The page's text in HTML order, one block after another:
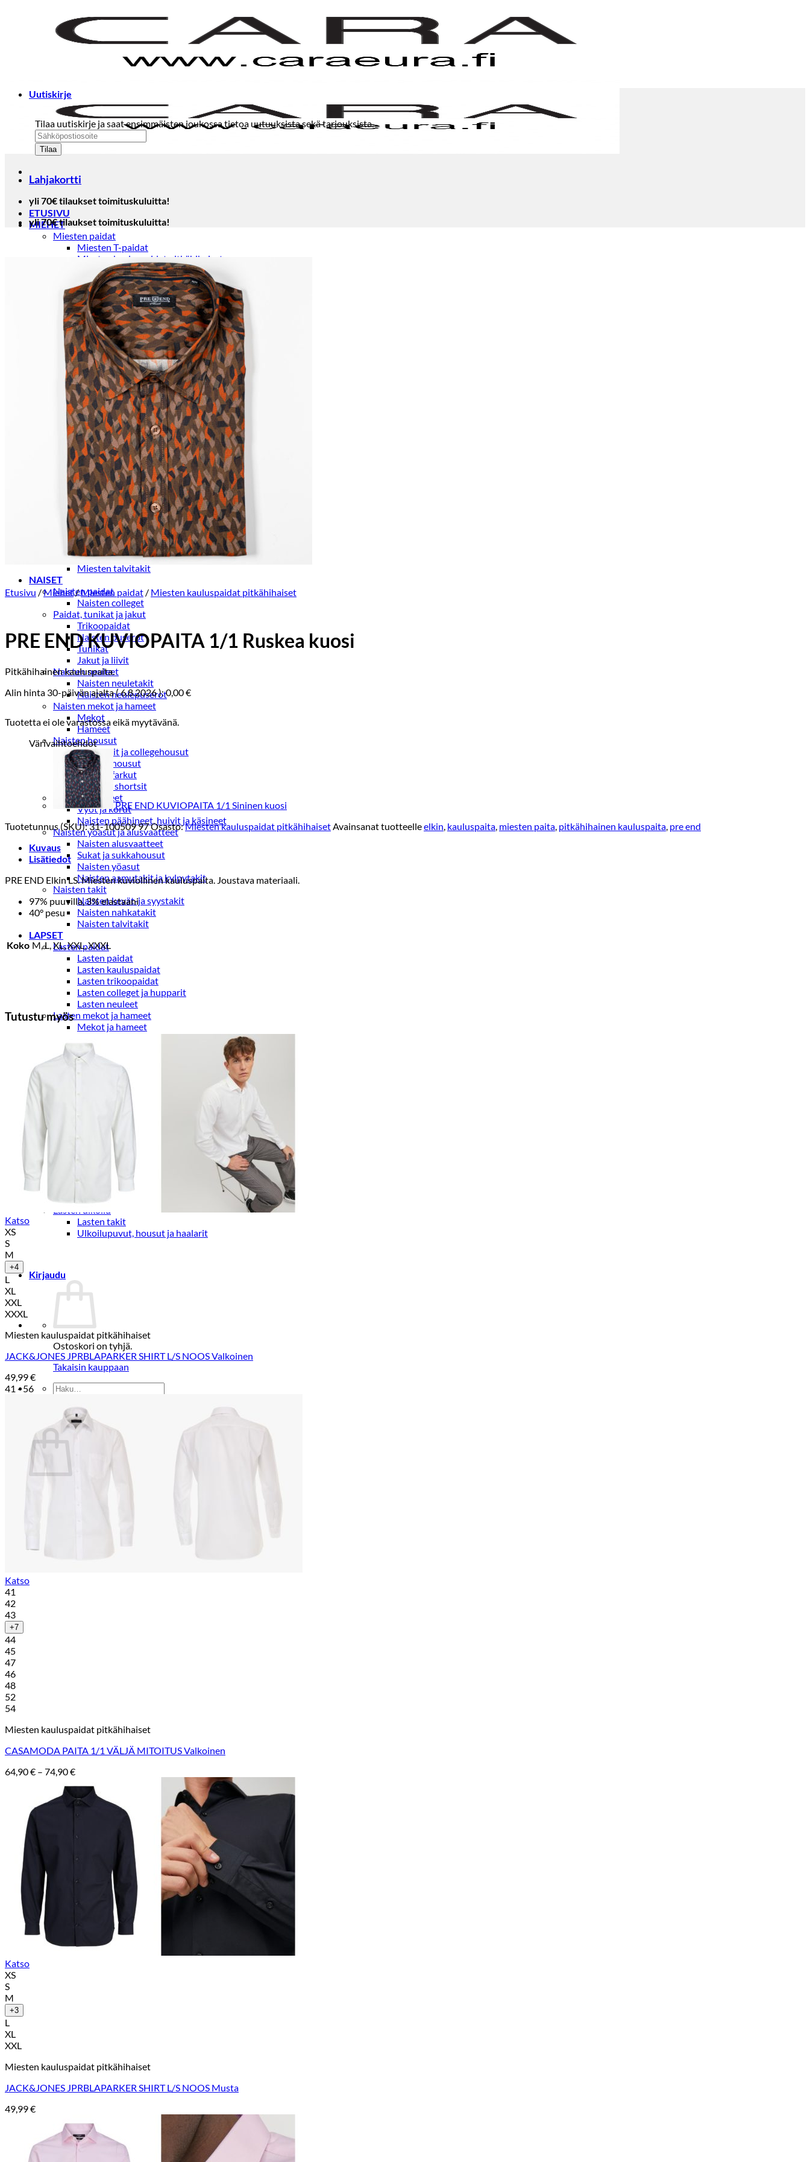
ETUSIVU
MIEHET
Miesten paidat
Miesten T-paidat
Miesten kauluspaidat pitkähihaiset
Miesten kauluspaidat lyhythihaiset
Miesten colleget ja hupparit
Miesten neuleet
Miesten neulepuserot
Miesten neuletakit
Puvut ja blazerit
Puvut
Puvuntakit ja blazerit
Miesten housut
Miesten housut
Miesten farkut
Miesten collegehousut
Miesten shortsit
Miesten asusteet
Vyöt ja olkaimet
Solmiot, rusetit ja taskuliinat
Miesten päähineet, huivit ja käsineet
Miesten yöasut ja alusvaatteet
Miesten alusvaatteet
Miesten sukat
Miesten yöasut
Miesten aamutakit ja kylpytakit
Miesten takit
Miesten nahkatakit
Miesten kevät-ja syystakit
Miesten villakangastakit
Miesten talvitakit
NAISET
Naisten paidat
Naisten colleget
Paidat, tunikat ja jakut
Trikoopaidat
Naisten puserot
Tunikat
Jakut ja liivit
Naisten neuleet
Naisten neuletakit
Naisten neulepuserot
Naisten mekot ja hameet
Mekot
Hameet
Naisten housut
Leggingsit ja collegehousut
Naisten housut
Naisten farkut
Caprit ja shortsit
Naisten asusteet
Vyöt ja korut
Naisten päähineet, huivit ja käsineet
Naisten yöasut ja alusvaatteet
Naisten alusvaatteet
Sukat ja sukkahousut
Naisten yöasut
Naisten aamutakit ja kylpytakit
Naisten takit
Naisten kevät-ja syystakit
Naisten nahkatakit
Naisten talvitakit
LAPSET
Lasten paidat
Lasten paidat
Lasten kauluspaidat
Lasten trikoopaidat
Lasten colleget ja hupparit
Lasten neuleet
Lasten mekot ja hameet
Mekot ja hameet
Lasten puvut,bleiserit,liivit
Liivit
Lasten housut
Lasten housut
Lasten trikoo-ja collegehousut
Lasten farkut
Lasten shortsit
Lasten juhlahousut
Yöasut ja kylpytakit
Lasten yöpaidat
Lasten pyjamat
Kylpytakit
Lasten asusteet
Sukat, sukkahousut, ym
Lasten ulkoilu
Lasten takit
Ulkoilupuvut, housut ja haalarit
Kirjaudu
Ostoskori on tyhjä.
Takaisin kauppaan
Etsi:
Ostoskori
Uutiskirje
Tilaa uutiskirje ja saat ensimmäisten joukossa tietoa uutuuksista sekä tarjouksista.
Lahjakortti
yli 70€ tilaukset toimituskuluitta!
yli 70€ tilaukset toimituskuluitta!
Etusivu /Miehet/Miesten paidat / Miesten kauluspaidat pitkähihaiset
PRE END KUVIOPAITA 1/1 Ruskea kuosi
Pitkähihainen kauluspaita.
Alin hinta 30-päivän ajalta (6.8.2026):0,00€
Tuotetta ei ole varastossa eikä myytävänä.
Värivaihtoehdot
PRE END KUVIOPAITA 1/1 Sininen kuosi
Tuotetunnus (SKU):31-100509 97Osasto:Miesten kauluspaidat pitkähihaisetAvainsanat tuotteelleelkin, kauluspaita, miesten paita, pitkähihainen kauluspaita, pre end
Kuvaus
Lisätiedot
PRE END Elkin LS. Miesten kuviollinen kauluspaita. Joustava materiaali.
97% puuvilla, 3% elastaani
40° pesu
Koko M, L, XL, XXL, XXXL
Tutustu myös
Katso
XS
S
M
+4
L
XL
XXL
XXXL
Miesten kauluspaidat pitkähihaiset
JACK&JONES JPRBLAPARKER SHIRT L/S NOOS Valkoinen
49,99€
41 - 56
Katso
41
42
43
+7
44
45
47
46
48
52
54
Miesten kauluspaidat pitkähihaiset
CASAMODA PAITA 1/1 VÄLJÄ MITOITUS Valkoinen
64,90€ – 74,90€Hintaluokka:
74,90 €
Katso
XS
S
M
+3
L
XL
XXL
Miesten kauluspaidat pitkähihaiset
JACK&JONES JPRBLAPARKER SHIRT L/S NOOS Musta
49,99€